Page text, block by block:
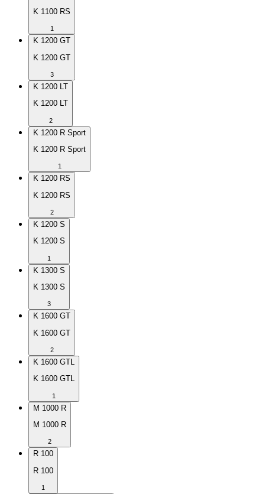
K 1100 RS
1
K 1200 GT
K 1200 GT
3
K 1200 LT
K 1200 LT
2
K 1200 R Sport
K 1200 R Sport
1
K 1200 RS
K 1200 RS
2
K 1200 S
K 1200 S
1
K 1300 S
K 1300 S
3
K 1600 GT
K 1600 GT
2
K 1600 GTL
K 1600 GTL
1
M 1000 R
M 1000 R
2
R 100
R 100
1